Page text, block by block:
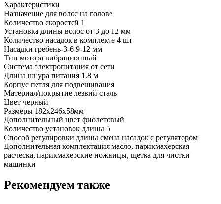
Характеристики
Назначение для волос на голове
Количество скоростей 1
Установка длины волос от 3 до 12 мм
Количество насадок в комплекте 4 шт
Насадки гребень-3-6-9-12 мм
Тип мотора вибрационный
Система электропитания от сети
Длина шнура питания 1.8 м
Корпус петля для подвешивания
Материал/покрытие лезвий сталь
Цвет черный
Размеры 182x246x58мм
Дополнительный цвет фиолетовый
Количество установок длины 5
Способ регулировки длины смена насадок с регулятором
Дополнительная комплектация масло, парикмахерская
расческа, парикмахерские ножницы, щетка для чистки
машинки
Рекомендуем также